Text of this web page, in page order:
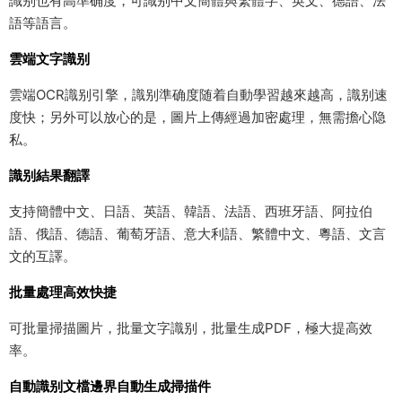
語等語言。
雲端文字識别
雲端OCR識别引擎，識别準确度随着自動學習越來越高，識别速
度快；另外可以放心的是，圖片上傳經過加密處理，無需擔心隐
私。
識别結果翻譯
支持簡體中文、日語、英語、韓語、法語、西班牙語、阿拉伯
語、俄語、德語、葡萄牙語、意大利語、繁體中文、粵語、文言
文的互譯。
批量處理高效快捷
可批量掃描圖片，批量文字識别，批量生成PDF，極大提高效
率。
自動識别文檔邊界自動生成掃描件